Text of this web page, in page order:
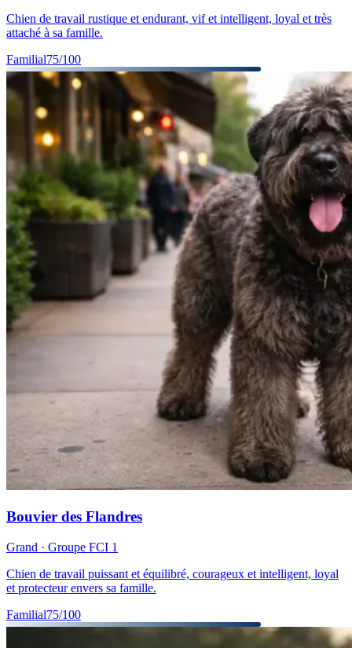
Chien de travail rustique et endurant, vif et intelligent, loyal et très
attaché à sa famille.
Familial75/100
Bouvier des Flandres
Grand · Groupe FCI 1
Chien de travail puissant et équilibré, courageux et intelligent, loyal
et protecteur envers sa famille.
Familial75/100